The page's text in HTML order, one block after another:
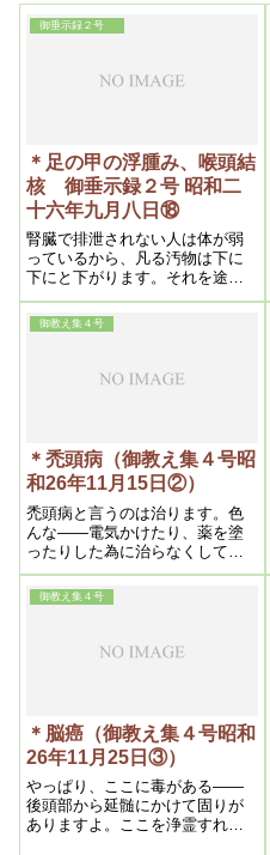
御垂示録２号
＊足の甲の浮腫み、喉頭結
核 御垂示録２号 昭和二
十六年九月八日⑱
腎臓で排泄されない人は体が弱
っているから、凡る汚物は下に
下にと下がります。それを途中
で処分するだけの力がなくなっ
ているんですね。そこで、生命
を保持する事ができなくなる
御教え集４号
＊禿頭病（御教え集４号昭
和26年11月15日②）
禿頭病と言うのは治ります。色
んな――電気かけたり、薬を塗
ったりした為に治らなくしてあ
るんだから、それだけ手間がか
かるんですね。そんな事をして
なければ、割合早く治るんで
御教え集４号
＊脳癌（御教え集４号昭和
26年11月25日③）
やっぱり、ここに毒がある――
後頭部から延髄にかけて固りが
ありますよ。ここを浄霊すれば